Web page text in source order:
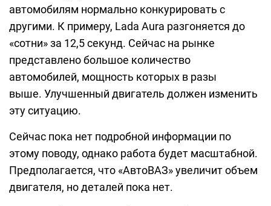
автомобилям нормально конкурировать с
другими. К примеру, Lada Aura разгоняется до
«сотни» за 12,5 секунд. Сейчас на рынке
представлено большое количество
автомобилей, мощность которых в разы
выше. Улучшенный двигатель должен изменить
эту ситуацию.
Сейчас пока нет подробной информации по
этому поводу, однако работа будет масштабной.
Предполагается, что «АвтоВАЗ» увеличит объем
двигателя, но деталей пока нет.